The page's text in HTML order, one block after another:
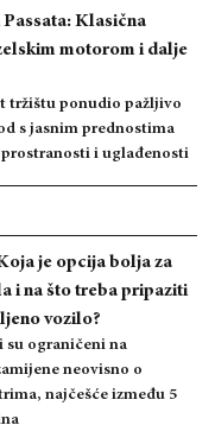
Klasična
motorom i dalje
tržištu ponudio pažljivo
s jasnim prednostima
i uglađenosti
je opcija bolja za
i na što treba pripaziti
vozilo?
su ograničeni na
neovisno o
najčešće između 5